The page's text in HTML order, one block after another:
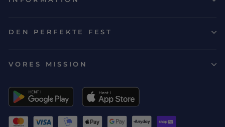
DEN PERFEKTE FEST
VORES MISSION